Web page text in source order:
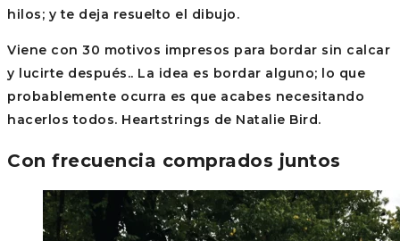
hilos; y te deja resuelto el dibujo.
Viene con 30 motivos impresos para bordar sin calcar
y lucirte después.. La idea es bordar alguno; lo que
probablemente ocurra es que acabes necesitando
hacerlos todos. Heartstrings de Natalie Bird.
Con frecuencia comprados juntos